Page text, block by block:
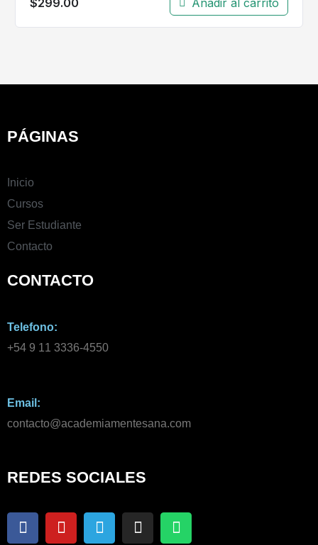
PÁGINAS
Inicio
Cursos
Ser Estudiante
Contacto
CONTACTO
Telefono:
+54 9 11 3336-4550​
Email:
contacto@academiamentesana.com​
REDES SOCIALES
F
a
Y
o
T
e
I
n
W
h